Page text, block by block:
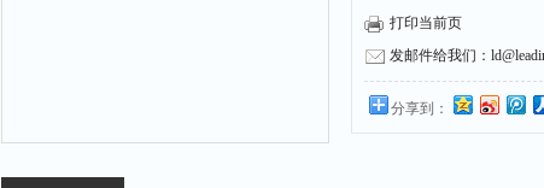
素间距是30um×30um。
打印当前页
发邮件给我们：
分享到：